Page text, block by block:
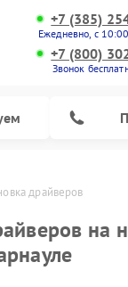
+7 (385)
Ежедневно, с
+7 (800)
Звонок
драйверов
на